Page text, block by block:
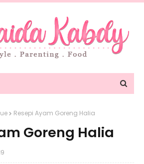
Resepi Ayam Goreng Halia
Goreng Halia